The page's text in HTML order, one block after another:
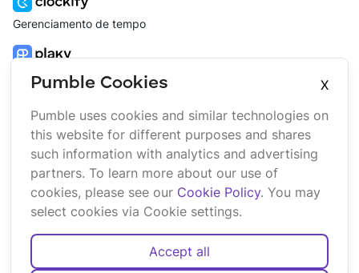
Gerenciamento de tempo
Gerenciamento de projeto
Plataforma
Suíte
Marketplace
Updates
Empresa
Sobre nós
Afiliado
Marca
Pumble Cookies
X
Pumble uses cookies and similar technologies on
this website for different purposes and shares
such information with analytics and advertising
partners. To learn more about our use of
cookies, please see our Cookie Policy. You may
select cookies via Cookie settings.
Accept all